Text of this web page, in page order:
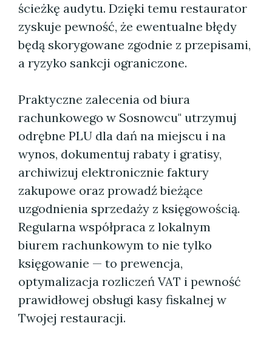
ścieżkę audytu. Dzięki temu restaurator
zyskuje pewność, że ewentualne błędy
będą skorygowane zgodnie z przepisami,
a ryzyko sankcji ograniczone.
Praktyczne zalecenia od biura
rachunkowego w Sosnowcu" utrzymuj
odrębne PLU dla dań na miejscu i na
wynos, dokumentuj rabaty i gratisy,
archiwizuj elektronicznie faktury
zakupowe oraz prowadź bieżące
uzgodnienia sprzedaży z księgowością.
Regularna współpraca z lokalnym
biurem rachunkowym to nie tylko
księgowanie — to prewencja,
optymalizacja rozliczeń VAT i pewność
prawidłowej obsługi kasy fiskalnej w
Twojej restauracji.